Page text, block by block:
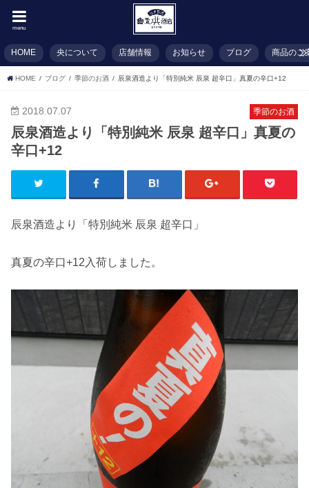
menu
HOME 央について 店舗情報 お知らせ ブログ 商品のご
HOME ブログ 季節のお酒 辰泉酒造より「特別純米 辰泉 超辛口」真夏の辛口+12
季節のお酒
2018.07.07
辰泉酒造より「特別純米 辰泉 超辛口」真夏の
辛口+12
辰泉酒造より「特別純米 辰泉 超辛口」
真夏の辛口+12入荷しました。